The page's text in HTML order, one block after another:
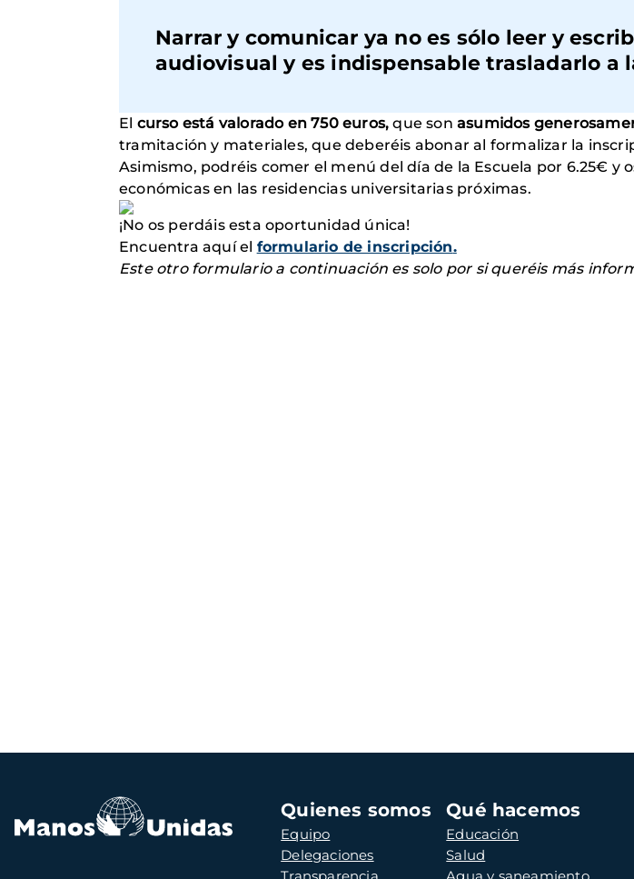
Narrar y comunicar ya no es sólo leer y
audiovisual y es indispensable trasladarlo a
El curso está valorado en 750 euros, que sonasumidos
tramitación y materiales, que deberéis abonar al formalizar la
Asimismo, podréis comer el menú del día de la Escuela por 6.25€
económicas en las residencias universitarias próximas.
¡No os perdáis esta oportunidad única!
Encuentra aquí el formulario de inscripción.
Este otro formulario a continuación es solo por si queréis más
Navegación
principal
Quienes somos
Equipo
Delegaciones
Qué hacemos
Educación
Salud